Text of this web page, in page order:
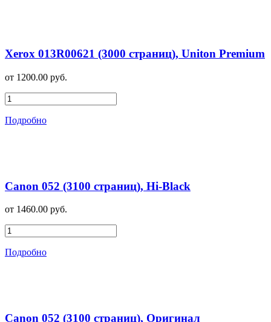
Xerox 013R00621 (3000 страниц), Uniton Premium
от 1200.00 руб.
Подробно
Canon 052 (3100 страниц), Hi-Black
от 1460.00 руб.
Подробно
Canon 052 (3100 страниц), Оригинал